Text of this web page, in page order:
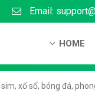
Email:
HOME